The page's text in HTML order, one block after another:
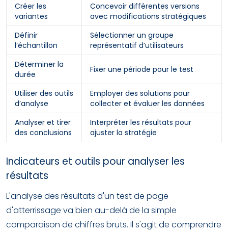
Créer les
variantes
Concevoir différentes versions
avec modifications stratégiques
Définir
l’échantillon
Sélectionner un groupe
représentatif d’utilisateurs
Déterminer la
durée
Fixer une période pour le test
Utiliser des outils
d’analyse
Employer des solutions pour
collecter et évaluer les données
Analyser et tirer
des conclusions
Interpréter les résultats pour
ajuster la stratégie
Indicateurs et outils pour analyser les
résultats
L'analyse des résultats d'un test de page
d'atterrissage va bien au-delà de la simple
comparaison de chiffres bruts. Il s'agit de comprendre